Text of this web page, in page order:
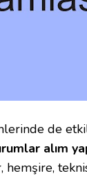
de
alım